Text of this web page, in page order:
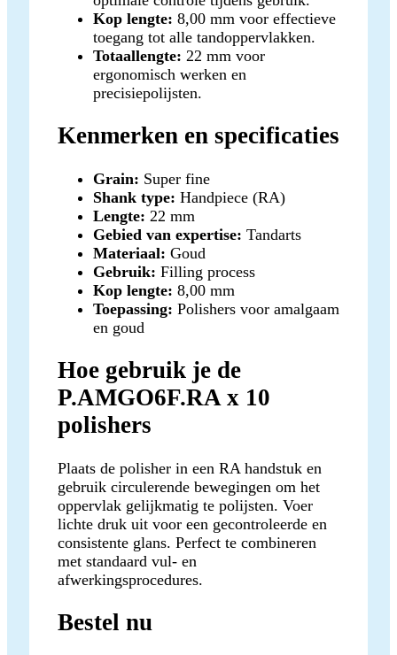
Kop lengte: 8,00 mm voor effectieve
toegang tot alle tandoppervlakken.
Totaallengte: 22 mm voor
ergonomisch werken en
precisiepolijsten.
Kenmerken en specificaties
Grain: Super fine
Shank type: Handpiece (RA)
Lengte: 22 mm
Gebied van expertise: Tandarts
Materiaal: Goud
Gebruik: Filling process
Kop lengte: 8,00 mm
Toepassing: Polishers voor amalgaam
en goud
Hoe gebruik je de
P.AMGO6F.RA x 10
polishers
Plaats de polisher in een RA handstuk en
gebruik circulerende bewegingen om het
oppervlak gelijkmatig te polijsten. Voer
lichte druk uit voor een gecontroleerde en
consistente glans. Perfect te combineren
met standaard vul- en
afwerkingsprocedures.
Bestel nu